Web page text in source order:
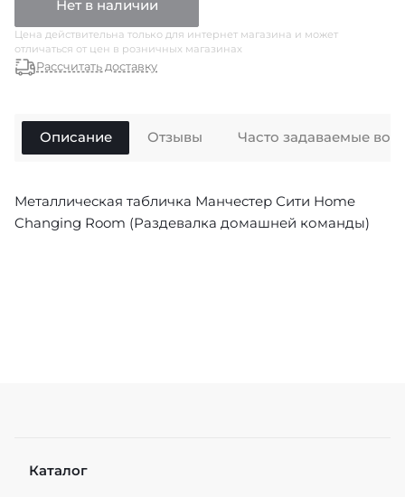
Нет в наличии
Цена действительна только для интернет магазина и может
отличаться от цен в розничных магазинах
Рассчитать доставку
Описание
Металлическая табличка Манчестер Сити Home
Changing Room (Раздевалка домашней команды)
Отзывы Часто задаваемые
Каталог